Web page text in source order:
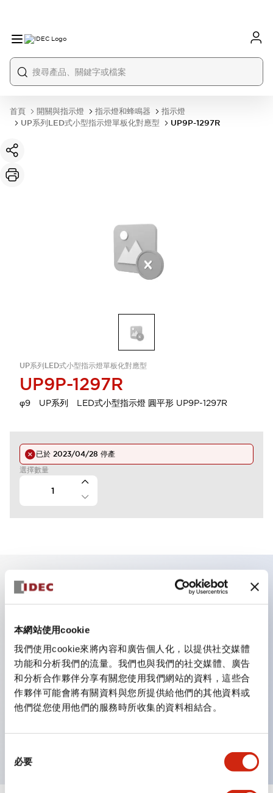
本網站使用cookie
我們使用cookie來將內容和廣告個人化，以提供社交媒體
功能和分析我們的流量。我們也與我們的社交媒體、廣告
和分析合作夥伴分享有關您使用我們網站的資料，這些合
作夥伴可能會將有關資料與您所提供給他們的其他資料或
他們從您使用他們的服務時所收集的資料相結合。
必要
首頁 開關與指示燈 指示燈和蜂鳴器
指示燈
UP系列LED式小型指示燈單板化對應型
UP9P-1297R
UP系列LED式小型指示燈單板化對應型
UP9P-1297R
φ9 UP系列 LED式小型指示燈 圓平形 UP9P-1297R
已於 2023/04/28 停產
選擇數量
主要特點
照明顏色有5種。紅（R）、綠（G）、黃（Y）、琥珀
（A）、乳白（W）。
豐富的尺寸，豐富的設計。
也有內建電流限制用電阻的類型。
防護結構有IP65（IEC 60529）等級。［φ9、φ10］